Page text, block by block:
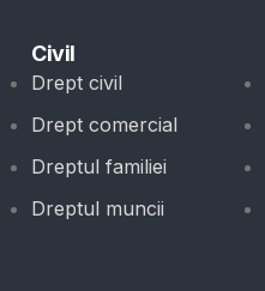
Civil
Drept civil
Drept comercial
Dreptul familiei
Dreptul muncii